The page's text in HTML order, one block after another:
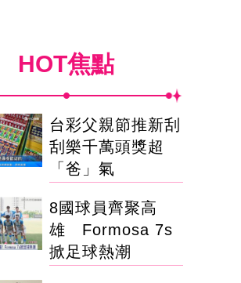
HOT焦點
台彩父親節推新刮
刮樂千萬頭獎超
「爸」氣
8國球員齊聚高
雄 Formosa 7s
掀足球熱潮